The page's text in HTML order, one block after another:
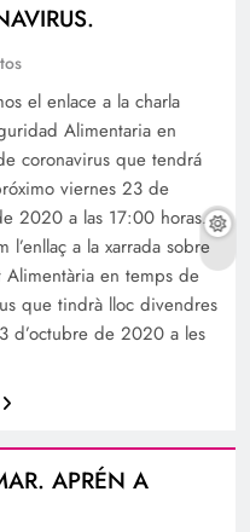
el enlace a la charla
Alimentaria en
coronavirus que tendrá
viernes 23 de
2020 a las 17:00 horas.
l’enllaç a la xarrada sobre
Alimentària en temps de
que tindrà lloc divendres
d’octubre de 2020 a les
APRÉN A